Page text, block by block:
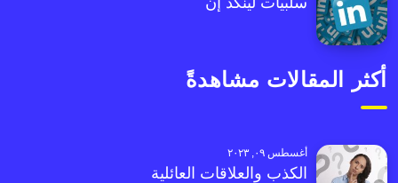
أكثر المقالات مشاهدةً
أغسطس ٠٩, ٢٠٢٣
الكذب والعلاقات العائلية